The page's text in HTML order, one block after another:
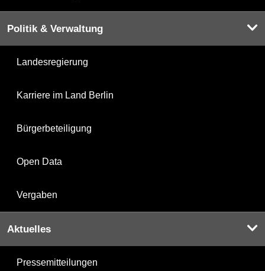
Politik & Verwaltung
Landesregierung
Karriere im Land Berlin
Bürgerbeteiligung
Open Data
Vergaben
Aktuelles
Pressemitteilungen